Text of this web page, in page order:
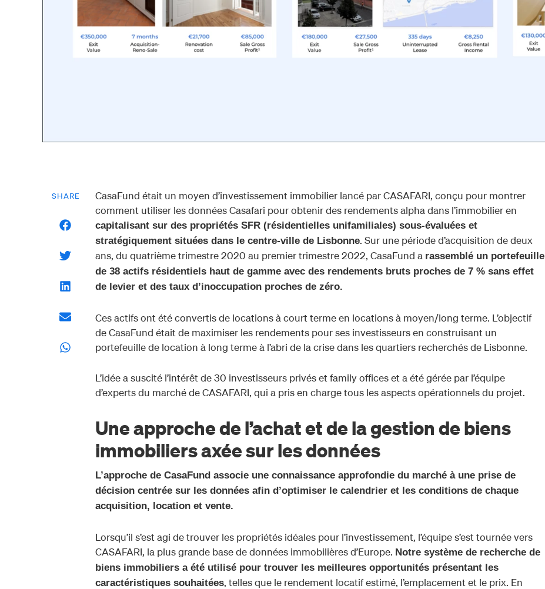
SHARE
CasaFund était un moyen d’investissement immobilier lancé par CASAFARI, conçu pour montrer
comment utiliser les données Casafari pour obtenir des rendements alpha dans l’immobilier en
capitalisant sur des propriétés SFR (résidentielles unifamiliales) sous-évaluées et
stratégiquement situées dans le centre-ville de Lisbonne. Sur une période d’acquisition de deux
ans, du quatrième trimestre 2020 au premier trimestre 2022, CasaFund a rassemblé un portefeuille
de 38 actifs résidentiels haut de gamme avec des rendements bruts proches de 7 % sans effet
de levier et des taux d’inoccupation proches de zéro.
Ces actifs ont été convertis de locations à court terme en locations à moyen/long terme. L’objectif
de CasaFund était de maximiser les rendements pour ses investisseurs en construisant un
portefeuille de location à long terme à l’abri de la crise dans les quartiers recherchés de Lisbonne.
L’idée a suscité l’intérêt de 30 investisseurs privés et family offices et a été gérée par l’équipe
d’experts du marché de CASAFARI, qui a pris en charge tous les aspects opérationnels du projet.
Une approche de l’achat et de la gestion de biens
immobiliers axée sur les données
L’approche de CasaFund associe une connaissance approfondie du marché à une prise de
décision centrée sur les données afin d’optimiser le calendrier et les conditions de chaque
acquisition, location et vente.
Lorsqu’il s’est agi de trouver les propriétés idéales pour l’investissement, l’équipe s’est tournée vers
CASAFARI, la plus grande base de données immobilières d’Europe. Notre système de recherche de
biens immobiliers a été utilisé pour trouver les meilleures opportunités présentant les
caractéristiques souhaitées, telles que le rendement locatif estimé, l’emplacement et le prix. En